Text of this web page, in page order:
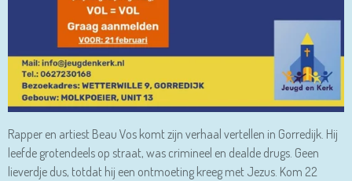
Rapper en artiest Beau Vos komt zijn verhaal vertellen in Gorredijk. Hij
leefde grotendeels op straat, was crimineel en dealde drugs. Geen
lieverdje dus, totdat hij een ontmoeting kreeg met Jezus. Kom 22